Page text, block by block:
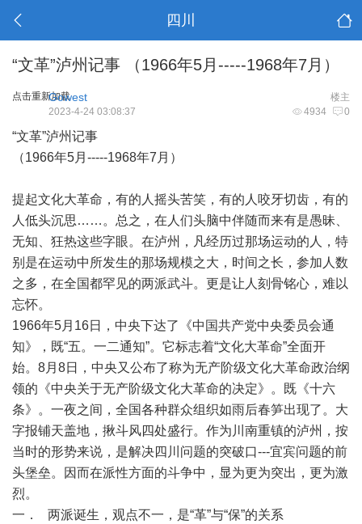
四川
“文革”泸州记事 （1966年5月-----1968年7月）
点击重新加载 楼主
Gowest
4934 0
2023-4-24 03:08:37
“文革”泸州记事
（1966年5月-----1968年7月）
提起文化大革命，有的人摇头苦笑，有的人咬牙切齿，有的
人低头沉思……。总之，在人们头脑中伴随而来有是愚昧、
无知、狂热这些字眼。在泸州，凡经历过那场运动的人，特
别是在运动中所发生的那场规模之大，时间之长，参加人数
之多，在全国都罕见的两派武斗。更是让人刻骨铭心，难以
忘怀。
1966年5月16日，中央下达了《中国共产党中央委员会通
知》，既“五。一二通知”。它标志着“文化大革命”全面开
始。8月8日，中央又公布了称为无产阶级文化大革命政治纲
领的《中央关于无产阶级文化大革命的决定》。既《十六
条》。一夜之间，全国各种群众组织如雨后春笋出现了。大
字报铺天盖地，揪斗风四处盛行。作为川南重镇的泸州，按
当时的形势来说，是解决四川问题的突破口---宜宾问题的前
头堡垒。因而在派性方面的斗争中，显为更为突出，更为激
烈。
一． 两派诞生，观点不一，是“革”与“保”的关系